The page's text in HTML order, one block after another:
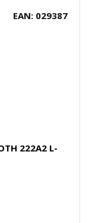
EAN: 029387
222A2 L-